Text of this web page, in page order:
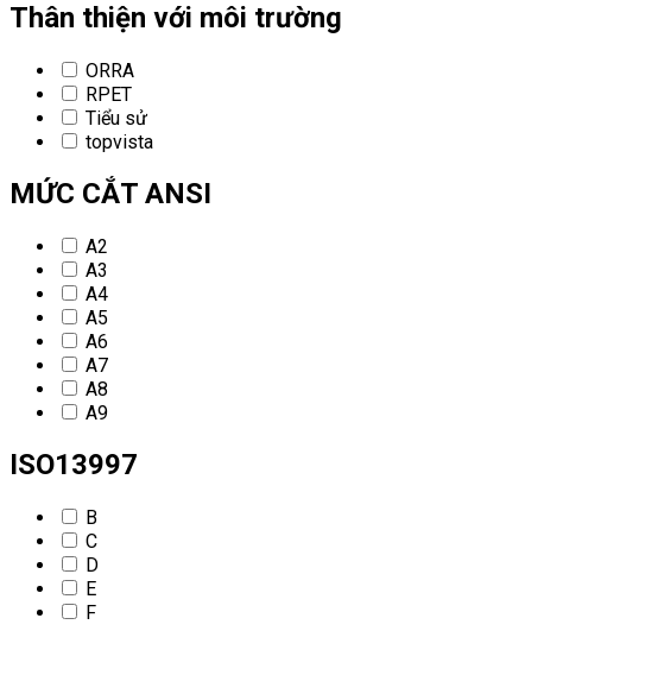
Thân thiện với môi trường
ORRA
RPET
Tiểu sử
topvista
MỨC CẮT ANSI
A2
A3
A4
A5
A6
A7
A8
A9
ISO13997
B
C
D
E
F